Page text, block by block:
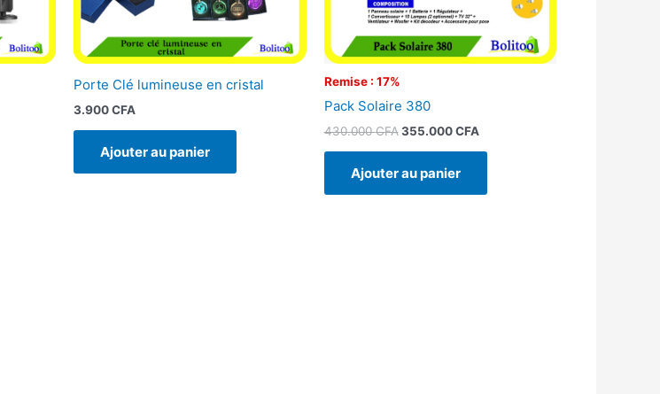
Porte Clé lumineuse en cristal
3.900CFA
Ajouter au panier
Remise : 17%
Pack Solaire 380
430.000CFA 355.000CFA
Ajouter au panier